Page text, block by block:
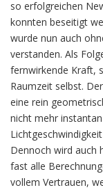
so erfolgreichen
konnten beseitigt
wurde nun auch
verstanden. Als
fernwirkende Kraft,
Raumzeit selbst.
eine rein
nicht mehr
Dennoch wird auch
fast alle
vollem Vertrauen,